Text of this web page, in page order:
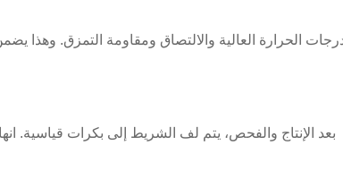
الحرارة العالية والالتصاق ومقاومة التمزق. وهذا
بعد الإنتاج والفحص، يتم لف الشريط إلى بكرات قياسية.